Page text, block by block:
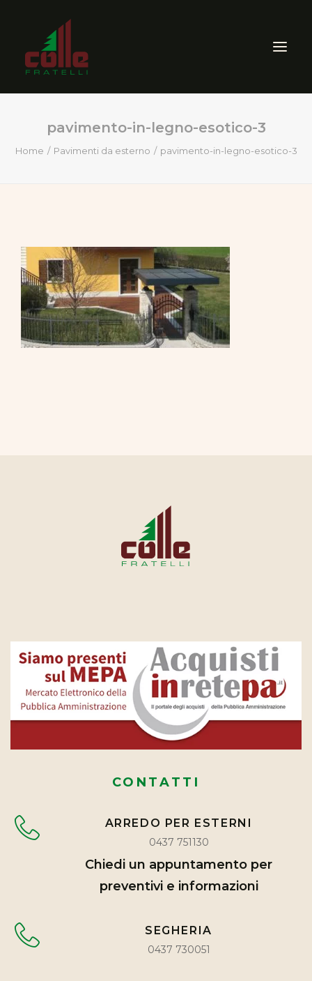
AZIENDA
LEGNO
CERTIFICAZIONI
CONTATTI
pavimento-in-legno-esotico-3
Home Pavimenti da esterno pavimento-in-legno-esotico-3
CONTATTI
ARREDO PER ESTERNI
0437 751130
Chiedi un appuntamento per
preventivi e informazioni
SEGHERIA
0437 730051